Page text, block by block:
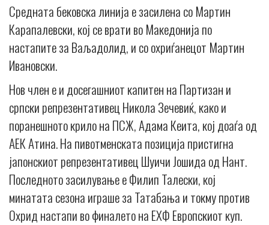
Средната бековска линија е засилена со Мартин
Карапалевски, кој се врати во Македонија по
настапите за Ваљадолид, и со охриѓанецот Мартин
Ивановски.
Нов член е и досегашниот капитен на Партизан и
српски репрезентативец Никола Зечевиќ, како и
поранешното крило на ПСЖ, Адама Кеита, кој доаѓа од
АЕК Атина. На пивотменската позиција пристигна
јапонскиот репрезентативец Шуичи Јошида од Нант.
Последното засилување е Филип Талески, кој
минатата сезона играше за Татабања и токму против
Охрид настапи во финалето на ЕХФ Европскиот куп.